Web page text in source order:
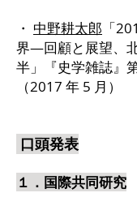
・ 中野耕太郎 「
界―回顧と展望、
半」『史学雑誌』
（2017 年 5 月）
口頭発表
１．国際共同研究